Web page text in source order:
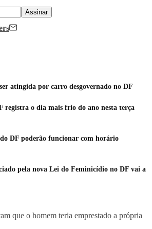
Assinar
atingida por carro desgovernado no DF
registra o dia mais frio do ano nesta terça
DF poderão funcionar com horário
pela nova Lei do Feminicídio no DF vai a
que o homem teria emprestado a própria